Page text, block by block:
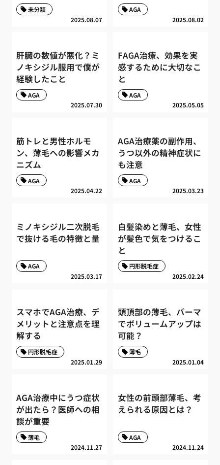
2025.08.07
未分類
2025.08.02
AGA
肝臓の数値が悪化？ミ
ノキシジル服用で僕が
経験したこと
2025.07.30
AGA
FAGA治療、効果を実
感するために大切なこ
と
2025.05.05
AGA
筋トレと男性ホルモ
ン、薄毛への影響メカ
ニズム
2025.04.22
AGA
AGA治療薬の副作用、
うつ以外の精神症状に
も注意
2025.03.23
AGA
ミノキシジル二次脱毛
で抜ける毛の特徴と量
2025.03.17
AGA
白髪染めと薄毛、女性
が髪色で気をつけるこ
と
2025.02.24
円形脱毛症
スマホでAGA治療、デ
メリットと注意点を理
解する
2025.01.29
円形脱毛症
頭頂部の薄毛、パーマ
でボリュームアップは
可能？
2025.01.04
薄毛
AGA治療中にうつ症状
が出たら？医師への相
談が重要
2024.11.27
薄毛
女性の前頭部薄毛、考
えられる原因とは？
2024.11.24
AGA